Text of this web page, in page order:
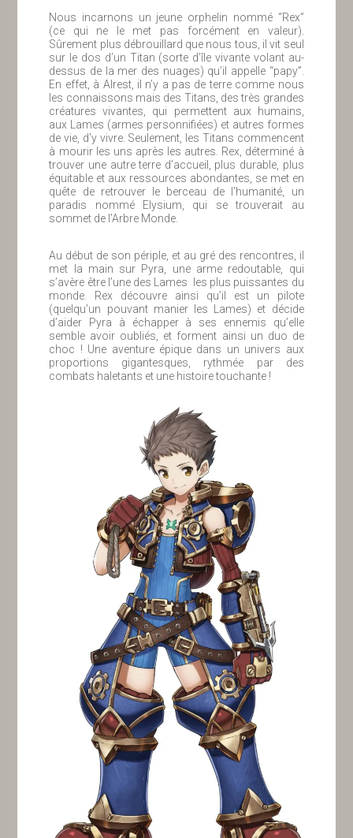
Nous incarnons un jeune orphelin nommé “Rex”
(ce qui ne le met pas forcément en valeur).
Sûrement plus débrouillard que nous tous, il vit seul
sur le dos d’un Titan (sorte d’île vivante volant au-
dessus de la mer des nuages) qu’il appelle “papy”.
En effet, à Alrest, il n’y a pas de terre comme nous
les connaissons mais des Titans, des très grandes
créatures vivantes, qui permettent aux humains,
aux Lames (armes personnifiées) et autres formes
de vie, d’y vivre. Seulement, les Titans commencent
à mourir les uns après les autres. Rex, déterminé à
trouver une autre terre d’accueil, plus durable, plus
équitable et aux ressources abondantes, se met en
quête de retrouver le berceau de l’humanité, un
paradis nommé Elysium, qui se trouverait au
sommet de l’Arbre Monde.
Au début de son périple, et au gré des rencontres, il
met la main sur Pyra, une arme redoutable, qui
s’avère être l’une des Lames les plus puissantes du
monde. Rex découvre ainsi qu’il est un pilote
(quelqu’un pouvant manier les Lames) et décide
d’aider Pyra à échapper à ses ennemis qu’elle
semble avoir oubliés, et forment ainsi un duo de
choc ! Une aventure épique dans un univers aux
proportions gigantesques, rythmée par des
combats haletants et une histoire touchante !